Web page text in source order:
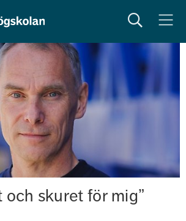
Sök Meny
och skuret för mig”